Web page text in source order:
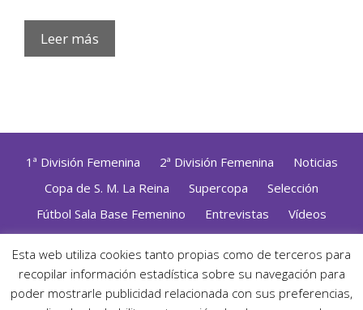
Leer más
1ª División Femenina 2ª División Femenina
Noticias
Copa de S. M. La Reina
Supercopa
Selección
Fútbol Sala Base Femenino
Entrevistas
Vídeos
Opinión
Altas, Bajas y Renovaciones ZonaFutsal TV
Política de Privacidad|Uso de Cookies|Contacto
Diseñado con mimo y esmero porJorge Cobos· Desarrollado
Esta web utiliza cookies tanto propias como de terceros para
recopilar información estadística sobre su navegación para
poder mostrarle publicidad relacionada con sus preferencias,